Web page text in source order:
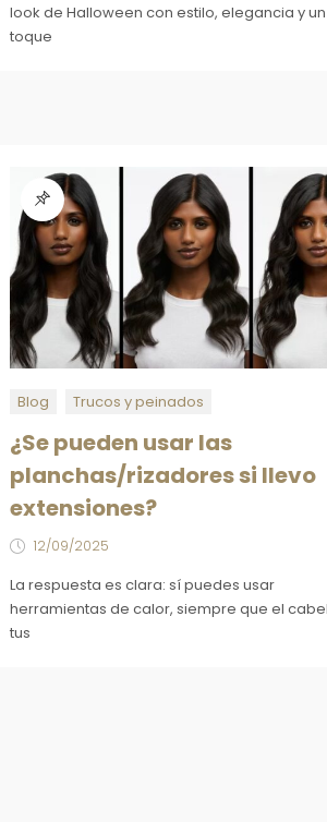
look de Halloween con estilo, elegancia y un
toque
Blog Trucos y peinados
¿Se pueden usar las
planchas/rizadores si llevo
extensiones?
12/09/2025
La respuesta es clara: sí puedes usar
herramientas de calor, siempre que el
tus